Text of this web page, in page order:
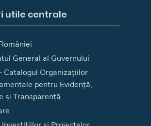
utile centrale
General al Guvernului
Catalogul Organizațiilor
pentru Evidență,
și Transparență